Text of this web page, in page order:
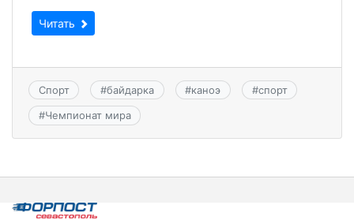
Читать
Спорт #байдарка #каноэ #спорт
#Чемпионат мира